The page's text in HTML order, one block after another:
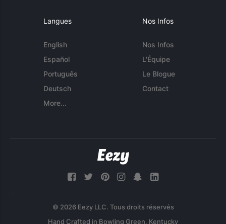
Langues
English
Español
Português
Deutsch
More...
Nos Infos
Nos Infos
L'Équipe
Le Blogue
Contact
© 2026 Eezy LLC. Tous droits réservés